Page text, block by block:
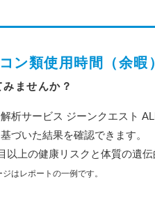
ン類使用時間（余暇
みませんか？
析サービス ジーンクエスト
づいた結果を確認できます。
以上の健康リスクと体質の遺伝
はレポートの一例です。